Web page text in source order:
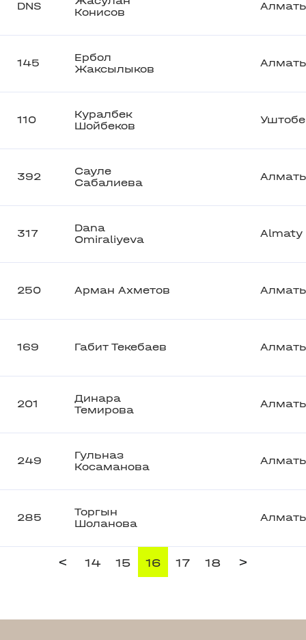
DNS
Конисов
145
Ербол
Жаксылыков
110
Куралбек
Шойбеков
Уштобе
392
Сауле
Сабалиева
317
Dana
Omiraliyeva
Almaty
250 Арман Ахметов
169 Габит Текебаев
201
Динара
Темирова
249
Гульназ
Косаманова
285
Торгын
Шоланова
< 14 15 16 17 18 >